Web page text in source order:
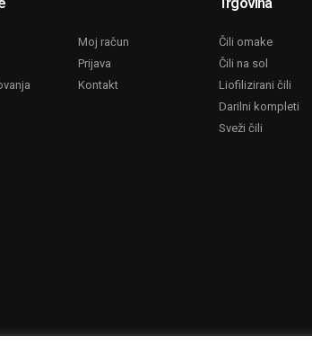
Moj račun
Prijava
Kontakt
Čili omake
Čili na sol
Liofilizirani čili
Darilni kompleti
Sveži čili